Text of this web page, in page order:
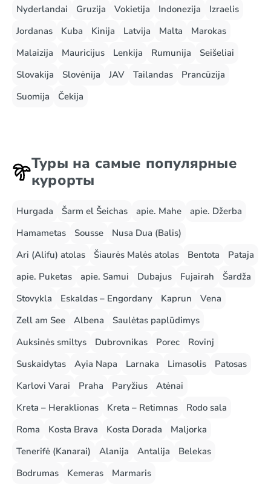
Nyderlandai
Gruzija Vokietija Indonezija
Izraelis
Jordanas
Kuba Kinija Latvija Malta
Marokas
Malaizija
Mauricijus Lenkija Rumunija
Seišeliai
Slovakija
Slovėnija JAV Tailandas
Prancūzija
Suomija
Čekija
Туры на самые популярные
курорты
Hurgada Šarm el Šeichas apie. Mahe
apie. Džerba
Hamametas
Sousse
Nusa Dua (Balis)
Ari (Alifu) atolas
Šiaurės Malės atolas Bentota
Pataja
apie. Puketas
apie. Samui Dubajus Fujairah
Šardža
Stovykla
Eskaldas – Engordany Kaprun
Vena
Zell am See
Albena
Saulėtas paplūdimys
Auksinės smiltys
Dubrovnikas Porec
Rovinj
Suskaidytas
Ayia Napa Larnaka Limasolis
Patosas
Karlovi Varai
Praha Paryžius
Atėnai
Kreta – Heraklionas
Kreta – Retimnas
Rodo sala
Roma
Kosta Brava Kosta Dorada
Maljorka
Tenerifė (Kanarai)
Alanija Antalija
Belekas
Bodrumas
Kemeras Marmaris